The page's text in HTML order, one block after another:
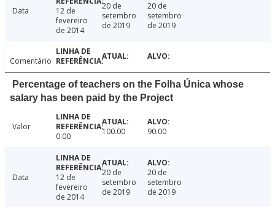
Data
12 de
fevereiro
de 2014
20 de
setembro
de 2019
20 de
setembro
de 2019
Comentário
Percentage of teachers on the Folha Única whose
salary has been paid by the Project
Valor
0.00
100.00 90.00
Data
12 de
fevereiro
de 2014
20 de
setembro
de 2019
20 de
setembro
de 2019